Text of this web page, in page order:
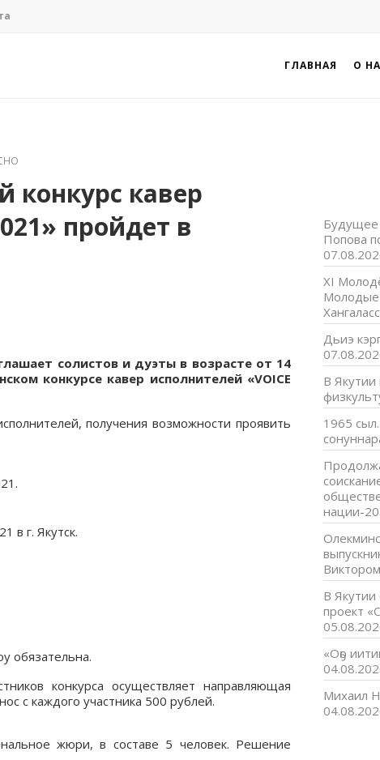
ГЛАВНАЯ О
конкурс кавер
пройдет в
солистов и дуэты в возрасте от 14
конкурсе кавер исполнителей «VOICE
получения возможности проявить
в г. Якутск.
обязательна.
конкурса осуществляет направляющая
с каждого участника 500 рублей.
жюри, в составе 5 человек. Решение
Будущее
Попова
XI
Молодые
Дьиэ
В Якутии
1965
нации-
В Якутии
проект
«Оҕо
Михаил